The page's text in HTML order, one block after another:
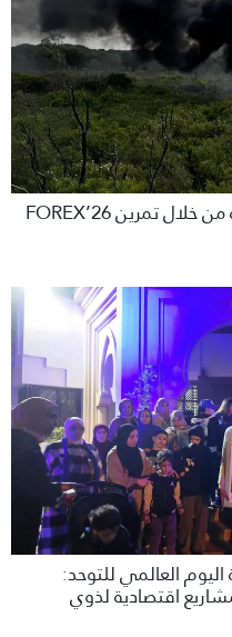
حرائق الغابات.. المغرب يعزز جاهزيته من خلال تمرين FOREX’26
العالمي للتوحد:
اقتصادية لذوي